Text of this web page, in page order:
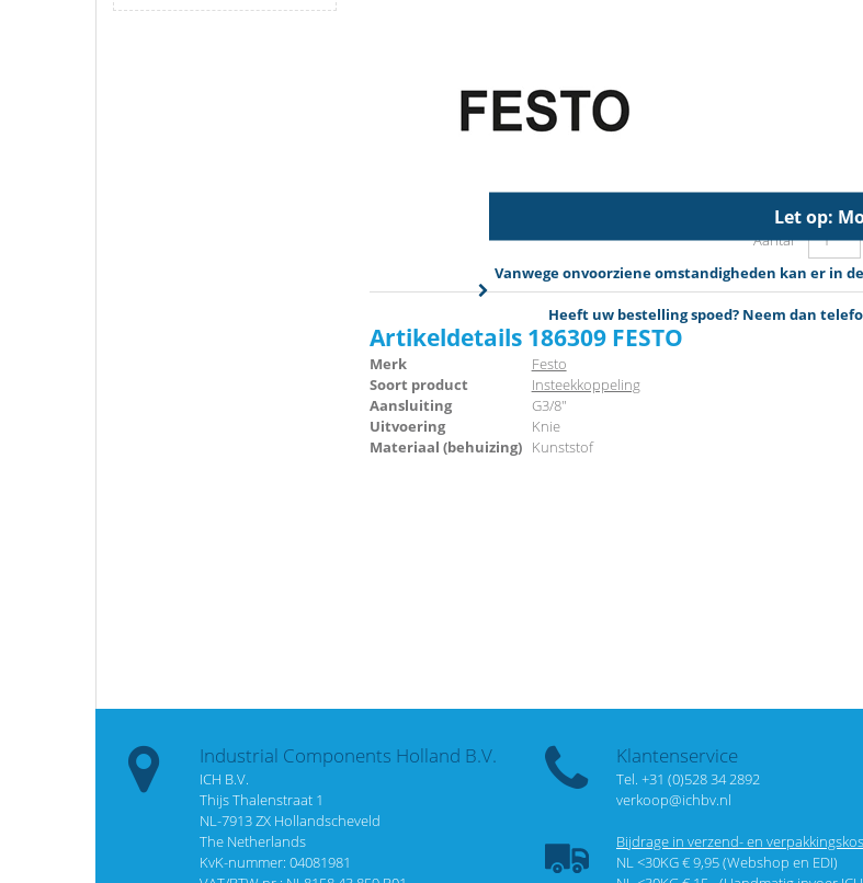
Let op:
Vanwege onvoorziene omstandigheden kan er in
Heeft uw bestelling spoed? Neem dan
Aantal
Artikeldetails 186309 FESTO
Merk
Festo
Soort product
Insteekkoppeling
Aansluiting
G3/8"
Uitvoering
Knie
Materiaal (behuizing) Kunststof
Industrial Components Holland B.V.
ICH B.V.
Thijs Thalenstraat 1
NL-7913 ZX Hollandscheveld
The Netherlands
KvK-nummer: 04081981
Klantenservice
Tel. +31 (0)528 34 2892
verkoop@ichbv.nl
Bijdrage in verzend- en
NL <30KG € 9,95 (Webshop en EDI)